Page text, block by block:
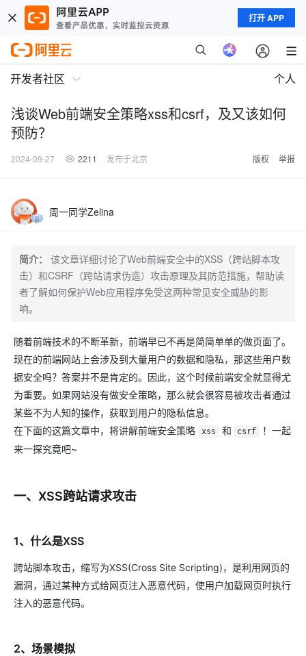
打开 APP
开发者社区 个人
浅谈Web前端安全策略xss和csrf，及又该如何
预防？
2024-09-27 2211 发布于北京 版权 举报
周一同学Zelina
简介：
该文章详细讨论了Web前端安全中的XSS（跨站脚本攻
击）和CSRF（跨站请求伪造）攻击原理及其防范措施，帮助读
者了解如何保护Web应用程序免受这两种常见安全威胁的影
响。
随着前端技术的不断革新，前端早已不再是简简单单的做页面了。
现在的前端网站上会涉及到大量用户的数据和隐私，那这些用户数
据安全吗？答案并不是肯定的。因此，这个时候前端安全就显得尤
为重要。如果网站没有做安全策略，那么就会很容易被攻击者通过
某些不为人知的操作，获取到用户的隐私信息。
在下面的这篇文章中，将讲解前端安全策略
xss 和 csrf
！一起
来一探究竟吧~
一、XSS跨站请求攻击
1、什么是XSS
跨站脚本攻击，缩写为XSS(Cross Site Scripting)，是利用网页的
漏洞，通过某种方式给网页注入恶意代码，使用户加载网页时执行
注入的恶意代码。
2、场景模拟